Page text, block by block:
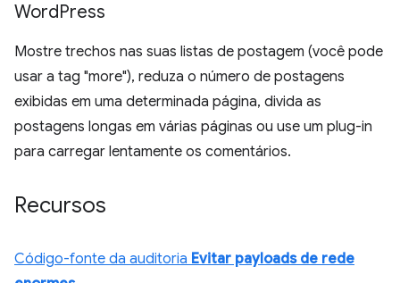
WordPress
Mostre trechos nas suas listas de postagem (você pode
usar a tag "more"), reduza o número de postagens
exibidas em uma determinada página, divida as
postagens longas em várias páginas ou use um plug-in
para carregar lentamente os comentários.
Recursos
Código-fonte da auditoria Evitar payloads de rede